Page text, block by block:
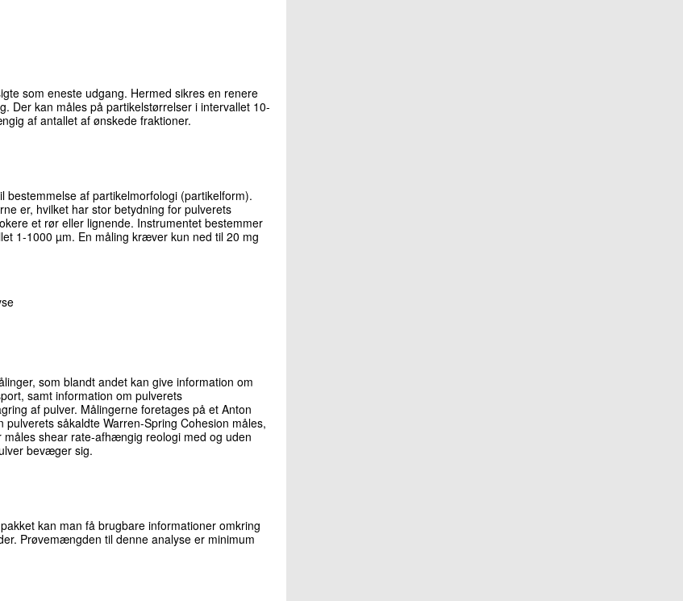
som eneste udgang. Hermed sikres en renere
Der kan måles på partikelstørrelser i intervallet 10-
af antallet af ønskede fraktioner.
af partikelmorfologi (partikelform).
er, hvilket har stor betydning for pulverets
et rør eller lignende. Instrumentet bestemmer
1-1000 µm. En måling kræver kun ned til 20 mg
som blandt andet kan give information om
samt information om pulverets
af pulver. Målingerne foretages på et Anton
såkaldte Warren-Spring Cohesion måles,
shear rate-afhængig reologi med og uden
bevæger sig.
kan man få brugbare informationer omkring
Prøvemængden til denne analyse er minimum